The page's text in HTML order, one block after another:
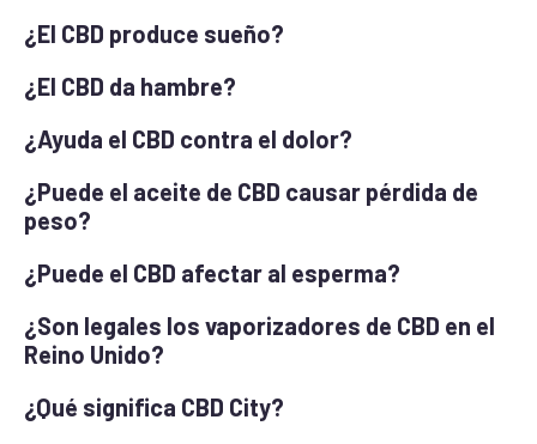
¿El CBD produce sueño?
¿El CBD da hambre?
¿Ayuda el CBD contra el dolor?
¿Puede el aceite de CBD causar pérdida de
peso?
¿Puede el CBD afectar al esperma?
¿Son legales los vaporizadores de CBD en el
Reino Unido?
¿Qué significa CBD City?